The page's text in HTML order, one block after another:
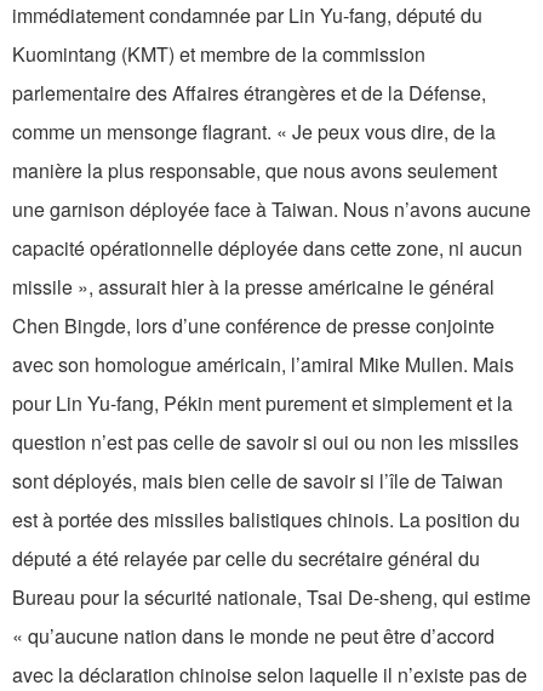
immédiatement condamnée par Lin Yu-fang, député du
Kuomintang (KMT) et membre de la commission
parlementaire des Affaires étrangères et de la Défense,
comme un mensonge flagrant. « Je peux vous dire, de la
manière la plus responsable, que nous avons seulement
une garnison déployée face à Taiwan. Nous n’avons aucune
capacité opérationnelle déployée dans cette zone, ni aucun
missile », assurait hier à la presse américaine le général
Chen Bingde, lors d’une conférence de presse conjointe
avec son homologue américain, l’amiral Mike Mullen. Mais
pour Lin Yu-fang, Pékin ment purement et simplement et la
question n’est pas celle de savoir si oui ou non les missiles
sont déployés, mais bien celle de savoir si l’île de Taiwan
est à portée des missiles balistiques chinois. La position du
député a été relayée par celle du secrétaire général du
Bureau pour la sécurité nationale, Tsai De-sheng, qui estime
« qu’aucune nation dans le monde ne peut être d’accord
avec la déclaration chinoise selon laquelle il n’existe pas de